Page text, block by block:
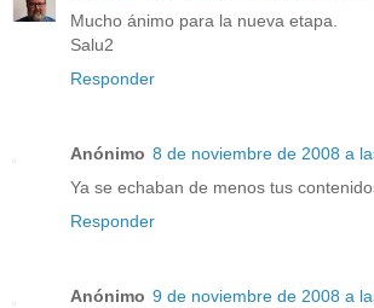
Mucho ánimo para la nueva etapa.
Salu2
Responder
Anónimo 8 de noviembre de 2008 a
Ya se echaban de menos tus
Responder
Anónimo 9 de noviembre de 2008 a